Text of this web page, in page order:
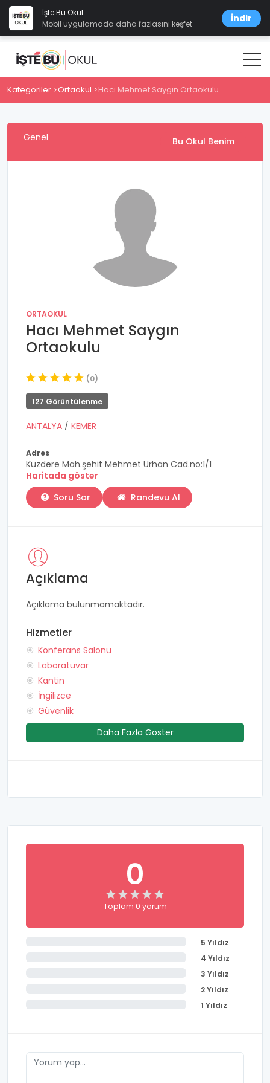
İşte Bu Okul
Mobil uygulamada daha fazlasını keşfet
İndir
Kategoriler Ortaokul Hacı Mehmet Saygın Ortaokulu
Genel Bu Okul Benim
ORTAOKUL
Hacı Mehmet Saygın
Ortaokulu
(0)
127 Görüntülenme
ANTALYA / KEMER
Adres
Kuzdere Mah.şehit Mehmet Urhan Cad.no:1/1
Haritada göster
Soru Sor
Randevu Al
Açıklama
Açıklama bulunmamaktadır.
Hizmetler
Konferans Salonu
Laboratuvar
Kantin
İngilizce
Güvenlik
Daha Fazla Göster
0
Toplam 0 yorum
5 Yıldız
4 Yıldız
3 Yıldız
2 Yıldız
1 Yıldız